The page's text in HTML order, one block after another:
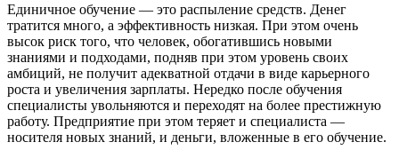
Единичное обучение — это распыление средств. Денег
тратится много, а эффективность низкая. При этом очень
высок риск того, что человек, обогатившись новыми
знаниями и подходами, подняв при этом уровень своих
амбиций, не получит адекватной отдачи в виде карьерного
роста и увеличения зарплаты. Нередко после обучения
специалисты увольняются и переходят на более престижную
работу. Предприятие при этом теряет и специалиста —
носителя новых знаний, и деньги, вложенные в его обучение.